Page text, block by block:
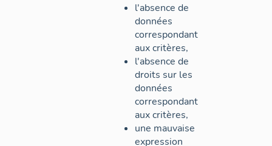
l'absence de
données
correspondant
aux critères,
l'absence de
droits sur les
données
correspondant
aux critères,
une mauvaise
expression